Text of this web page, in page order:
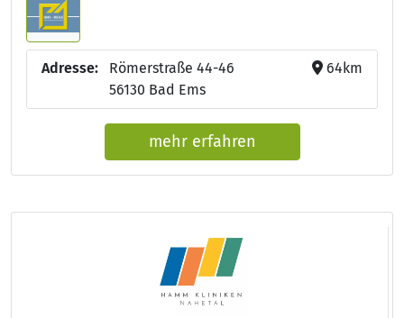
Adresse:
Römerstraße 44-46
56130 Bad Ems
64km
mehr erfahren